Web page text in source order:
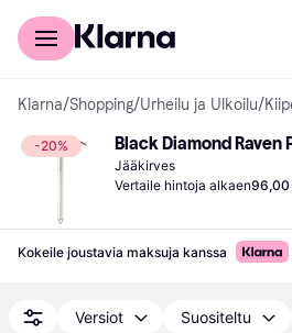
Kuluttajille
Klarna/Shopping/Urheilu ja Ulkoilu/
-20% Black Diamond Raven
Jääkirves
Vertaile hintoja alkaen96,00
Kokeile joustavia maksuja kanssa
Versiot Suositeltu